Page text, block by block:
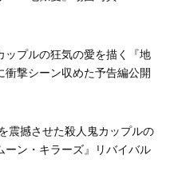
ップルの狂気の愛を描く『地
衝撃シーン収めた予告編公開
震撼させた殺人鬼カップルの
ーン・キラーズ』リバイバル